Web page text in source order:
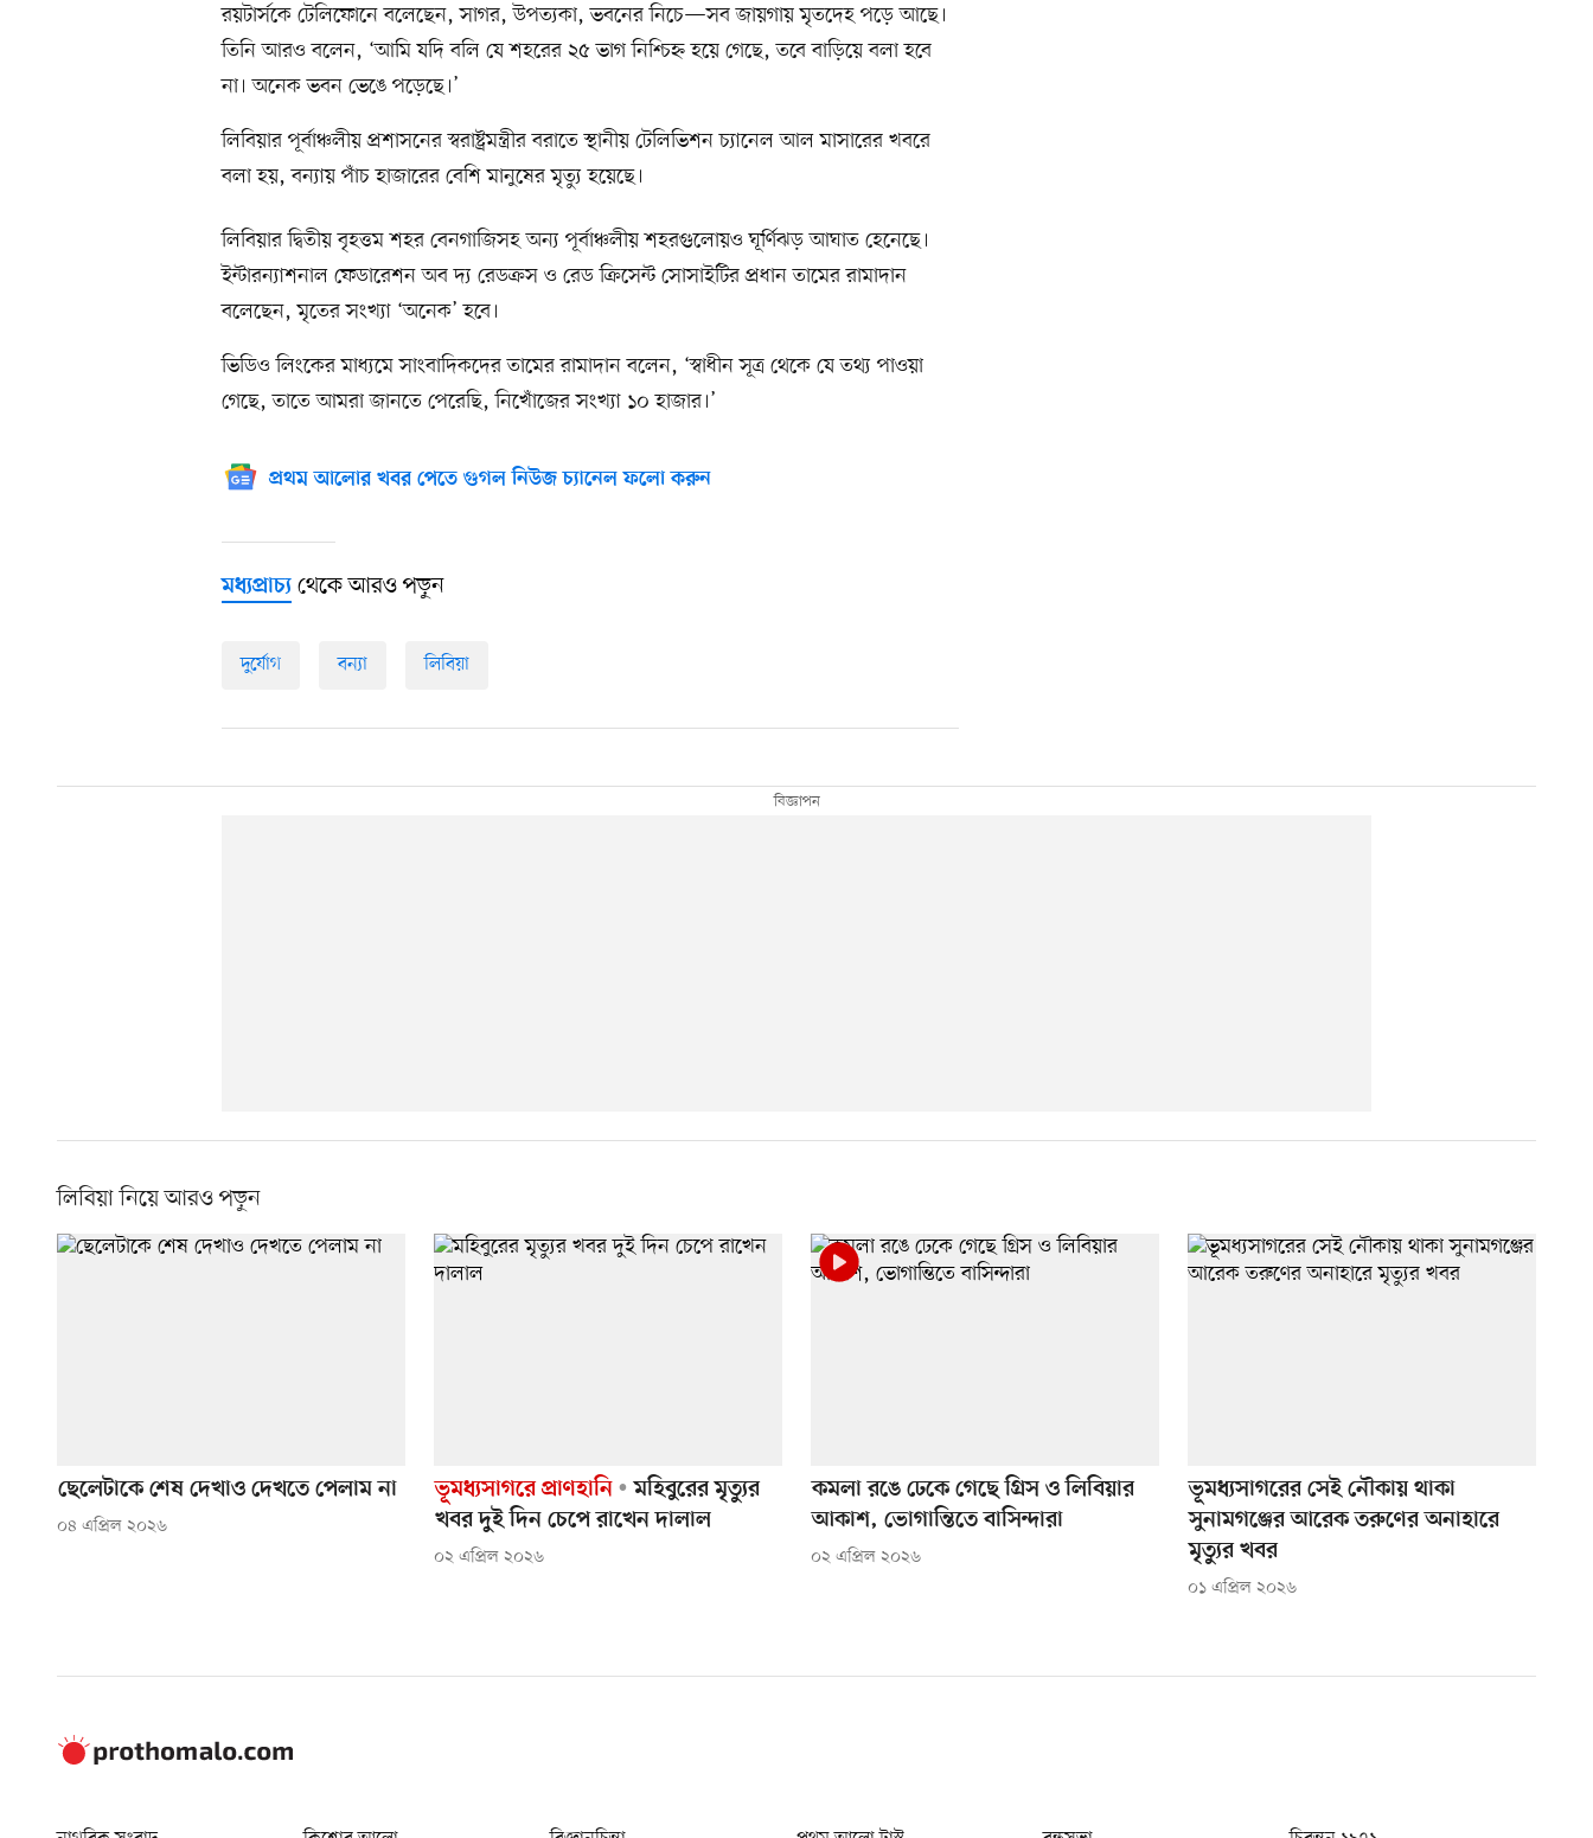
রয়টার্সকে টেলিফোনে বলেছেন, সাগর, উপত্যকা, ভবনের নিচে—সব জায়গায় মৃতদেহ পড়ে আছে।
তিনি আরও বলেন, ‘আমি যদি বলি যে শহরের ২৫ ভাগ নিশ্চিহ্ন হয়ে গেছে, তবে বাড়িয়ে বলা হবে
না। অনেক ভবন ভেঙে পড়েছে।’
লিবিয়ার পূর্বাঞ্চলীয় প্রশাসনের স্বরাষ্ট্রমন্ত্রীর বরাতে স্থানীয় টেলিভিশন চ্যানেল আল মাসারের খবরে
বলা হয়, বন্যায় পাঁচ হাজারের বেশি মানুষের মৃত্যু হয়েছে।
লিবিয়ার দ্বিতীয় বৃহত্তম শহর বেনগাজিসহ অন্য পূর্বাঞ্চলীয় শহরগুলোয়ও ঘূর্ণিঝড় আঘাত হেনেছে।
ইন্টারন্যাশনাল ফেডারেশন অব দ্য রেডক্রস ও রেড ক্রিসেন্ট সোসাইটির প্রধান তামের রামাদান
বলেছেন, মৃতের সংখ্যা ‘অনেক’ হবে।
ভিডিও লিংকের মাধ্যমে সাংবাদিকদের তামের রামাদান বলেন, ‘স্বাধীন সূত্র থেকে যে তথ্য পাওয়া
গেছে, তাতে আমরা জানতে পেরেছি, নিখোঁজের সংখ্যা ১০ হাজার।’
প্রথম আলোর খবর পেতে গুগল নিউজ চ্যানেল ফলো করুন
মধ্যপ্রাচ্য থেকে আরও পড়ুন
দুর্যোগ বন্যা লিবিয়া
লিবিয়া নিয়ে আরও পড়ুন
ছেলেটাকে শেষ দেখাও দেখতে পেলাম না
০৪ এপ্রিল ২০২৬
ভূমধ্যসাগরে প্রাণহানি
মহিবুরের মৃত্যুর
খবর দুই দিন চেপে রাখেন দালাল
০২ এপ্রিল ২০২৬
কমলা রঙে ঢেকে গেছে গ্রিস ও লিবিয়ার
আকাশ, ভোগান্তিতে বাসিন্দারা
০২ এপ্রিল ২০২৬
ভূমধ্যসাগরের সেই নৌকায় থাকা
সুনামগঞ্জের আরেক তরুণের অনাহারে
মৃত্যুর খবর
০১ এপ্রিল ২০২৬